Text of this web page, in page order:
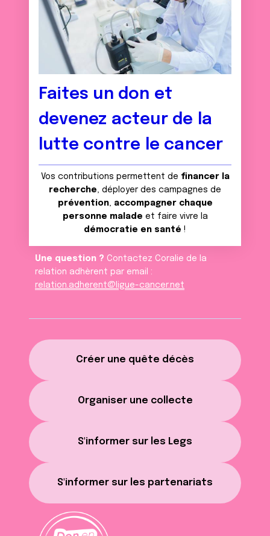
Créer une quête décès
Organiser une collecte
S'informer sur les Legs
S'informer sur les partenariats
Faites un don et
devenez acteur de la
lutte contre le cancer
Vos contributions permettent de financer la
recherche, déployer des campagnes de
prévention, accompagner chaque
personne malade et faire vivre la
démocratie en santé !
Une question ? Contactez Coralie de la
relation adhèrent par email :
relation.adherent@ligue-cancer.net